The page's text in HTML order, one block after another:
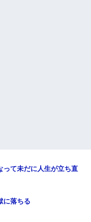
って未だに人生が立ち直
に落ちる